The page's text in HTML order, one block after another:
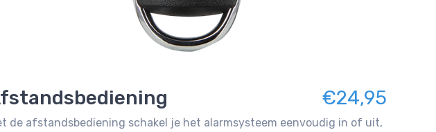
€24,95
de afstandsbediening schakel je het alarmsysteem eenvoudig in of uit,